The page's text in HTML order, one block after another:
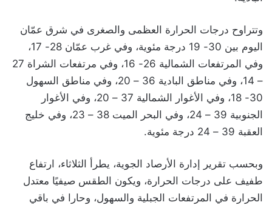
وتتراوح درجات الحرارة العظمى والصغرى في شرق عمّان
اليوم بين 30- 19 درجة مئوية، وفي غرب عمّان 28- 17،
وفي المرتفعات الشمالية 26- 16، وفي مرتفعات الشراة 27
– 14، وفي مناطق البادية 36 – 20، وفي مناطق السهول
30- 18، وفي الأغوار الشمالية 37 – 20، وفي الأغوار
الجنوبية 39 – 24، وفي البحر الميت 38 – 23، وفي خليج
العقبة 39 – 24 درجة مئوية.
وبحسب تقرير إدارة الأرصاد الجوية، يطرأ الثلاثاء، ارتفاع
طفيف على درجات الحرارة، ويكون الطقس صيفيًا معتدل
الحرارة في المرتفعات الجبلية والسهول، وحارا في باقي